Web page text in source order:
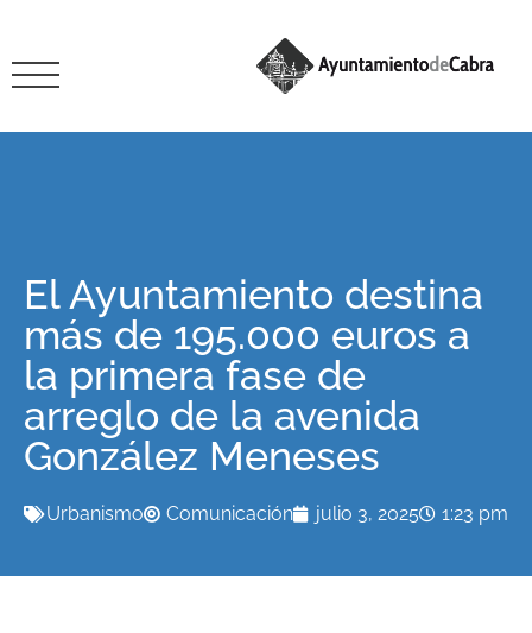
El Ayuntamiento destina
más de 195.000 euros a
la primera fase de
arreglo de la avenida
González Meneses
Urbanismo Comunicación julio 3, 2025 1:23 pm